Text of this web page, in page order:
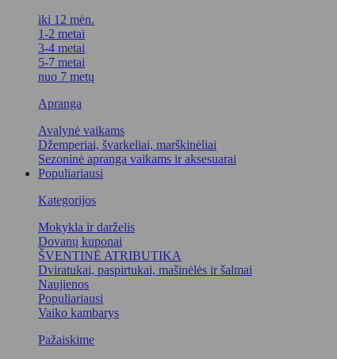
iki 12 mėn.
1-2 metai
3-4 metai
5-7 metai
nuo 7 metų
Apranga
Avalynė vaikams
Džemperiai, švarkeliai, marškinėliai
Sezoninė apranga vaikams ir aksesuarai
Populiariausi
Kategorijos
Mokykla ir darželis
Dovanų kuponai
ŠVENTINĖ ATRIBUTIKA
Dviratukai, paspirtukai, mašinėlės ir šalmai
Naujienos
Populiariausi
Vaiko kambarys
Pažaiskime